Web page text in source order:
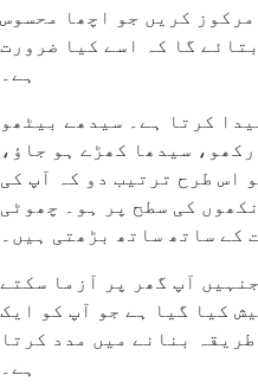
کریں جو اچھا محسوس
گا کہ اسے کیا ضرورت
ہے۔
کرتا ہے۔ سیدھے بیٹھو
سیدھا کھڑے ہو جاؤ،
اس طرح ترتیب دو کہ آپ کی
کی سطح پر ہو۔ چھوٹی
کے ساتھ ساتھ بڑھتی ہیں۔
آپ گھر پر آزما سکتے
کیا گیا ہے جو آپ کو ایک
بنانے میں مدد کرتا
ہے۔